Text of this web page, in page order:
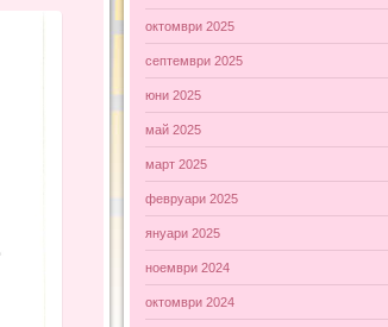
октомври 2025
септември 2025
юни 2025
май 2025
март 2025
февруари 2025
януари 2025
ноември 2024
октомври 2024